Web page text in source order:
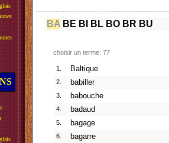
BA BE BI BL BO BR BU
choisir un terme: 77
1. Baltique
2.
babiller
3.
babouche
4.
badaud
5.
bagage
6.
bagarre